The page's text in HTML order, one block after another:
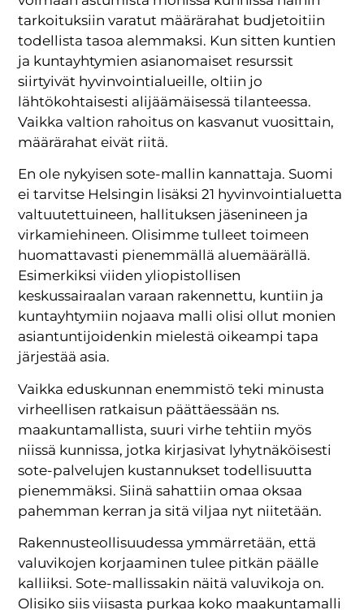
tarkoituksiin varatut määrärahat budjetoitiin
todellista tasoa alemmaksi. Kun sitten kuntien
ja kuntayhtymien asianomaiset resurssit
siirtyivät hyvinvointialueille, oltiin jo
lähtökohtaisesti alijäämäisessä tilanteessa.
Vaikka valtion rahoitus on kasvanut vuosittain,
määrärahat eivät riitä.
En ole nykyisen sote-mallin kannattaja. Suomi
ei tarvitse Helsingin lisäksi 21 hyvinvointialuetta
valtuutettuineen, hallituksen jäsenineen ja
virkamiehineen. Olisimme tulleet toimeen
huomattavasti pienemmällä aluemäärällä.
Esimerkiksi viiden yliopistollisen
keskussairaalan varaan rakennettu, kuntiin ja
kuntayhtymiin nojaava malli olisi ollut monien
asiantuntijoidenkin mielestä oikeampi tapa
järjestää asia.
Vaikka eduskunnan enemmistö teki minusta
virheellisen ratkaisun päättäessään ns.
maakuntamallista, suuri virhe tehtiin myös
niissä kunnissa, jotka kirjasivat lyhytnäköisesti
sote-palvelujen kustannukset todellisuutta
pienemmäksi. Siinä sahattiin omaa oksaa
pahemman kerran ja sitä viljaa nyt niitetään.
Rakennusteollisuudessa ymmärretään, että
valuvikojen korjaaminen tulee pitkän päälle
kalliiksi. Sote-mallissakin näitä valuvikoja on.
Olisiko siis viisasta purkaa koko maakuntamalli